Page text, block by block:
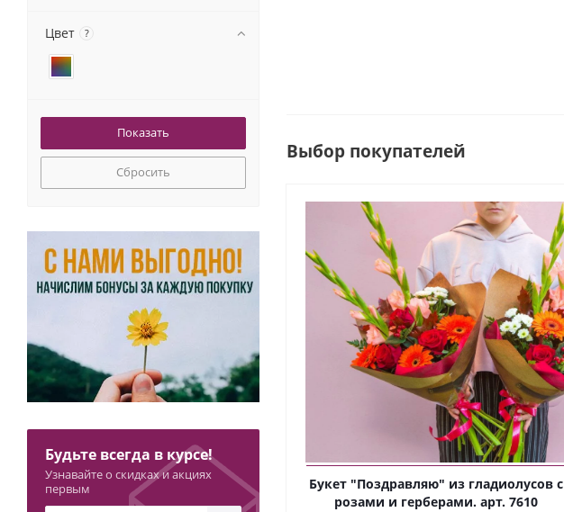
Выбор покупателей
Букет "Поздравляю" из гладиолусов с
розами и герберами. арт. 7610
Цвет ?
Сбросить
Будьте всегда в курсе!
Узнавайте о скидках и акциях
первым